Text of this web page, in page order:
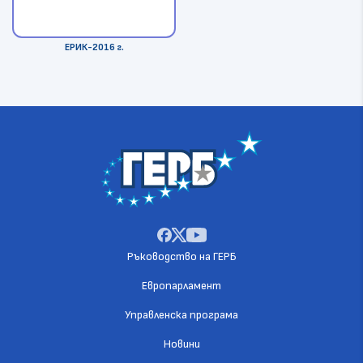
ЕРИК-2016 г.
Ръководство на ГЕРБ
Европарламент
Управленска програма
Новини